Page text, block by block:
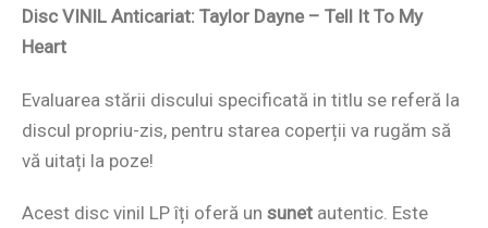
Disc VINIL Anticariat: Taylor Dayne – Tell It To My
Heart
Evaluarea stării discului specificată in titlu se referă la
discul propriu-zis, pentru starea coperții va rugăm să
vă uitați la poze!
Acest disc vinil LP îți oferă un sunet autentic. Este